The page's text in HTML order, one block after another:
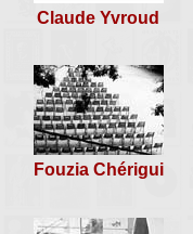
Claude Yvroud
Fouzia Chérigui